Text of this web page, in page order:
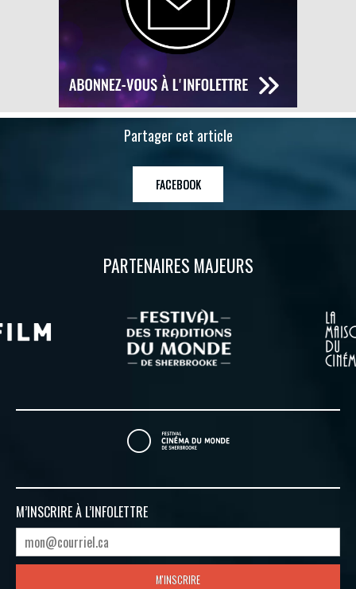
Partager cet article
FACEBOOK
PARTENAIRES MAJEURS
M’INSCRIRE À L’INFOLETTRE
M'INSCRIRE